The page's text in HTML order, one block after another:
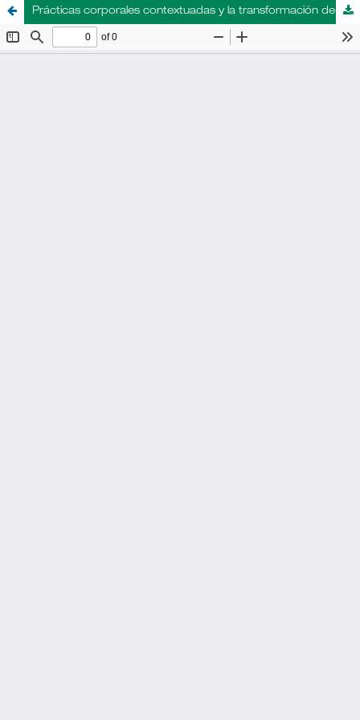
Prácticas corporales contextuadas y la transformación de la moda en un relato